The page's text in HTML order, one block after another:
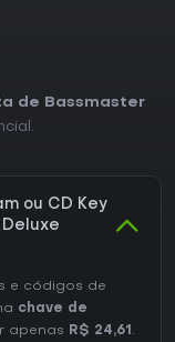
de Bassmaster
ou CD Key
e códigos de
chave de
apenas R$ 24,61 .